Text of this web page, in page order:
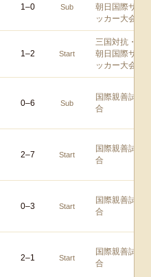
1–0 Sub
朝日国際サ
ッカー大会
1–2 Start
三国対抗・
朝日国際サ
ッカー大会
0–6 Sub
国際親善試
合
2–7 Start
国際親善試
合
0–3 Start
国際親善試
合
2–1 Start
国際親善試
合